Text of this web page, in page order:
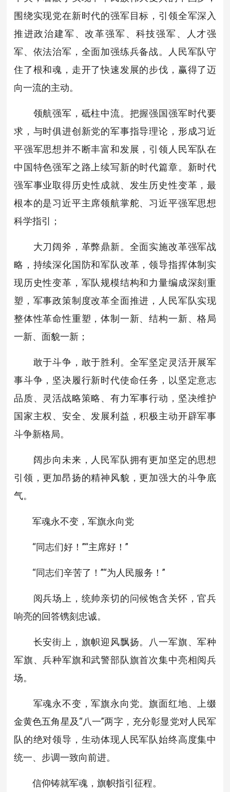
围绕实现党在新时代的强军目标，引领全军深入
推进政治建军、改革强军、科技强军、人才强
军、依法治军，全面加强练兵备战。人民军队守
住了根和魂，走开了快速发展的步伐，赢得了迈
向一流的主动。
领航强军，砥柱中流。把握强国强军时代要
求，与时俱进创新党的军事指导理论，形成习近
平强军思想并不断丰富和发展，引领人民军队在
中国特色强军之路上续写新的时代篇章。新时代
强军事业取得历史性成就、发生历史性变革，最
根本的是习近平主席领航掌舵、习近平强军思想
科学指引；
大刀阔斧，革弊鼎新。全面实施改革强军战
略，持续深化国防和军队改革，领导指挥体制实
现历史性变革，军队规模结构和力量编成深刻重
塑，军事政策制度改革全面推进，人民军队实现
整体性革命性重塑，体制一新、结构一新、格局
一新、面貌一新；
敢于斗争，敢于胜利。全军坚定灵活开展军
事斗争，坚决履行新时代使命任务，以坚定意志
品质、灵活战略策略、有力军事行动，坚决维护
国家主权、安全、发展利益，积极主动开辟军事
斗争新格局。
阔步向未来，人民军队拥有更加坚定的思想
引领，更加昂扬的精神风貌，更加强大的斗争底
气。
军魂永不变，军旗永向党
“同志们好！”“主席好！”
“同志们辛苦了！”“为人民服务！”
阅兵场上，统帅亲切的问候饱含关怀，官兵
响亮的回答镌刻忠诚。
长安街上，旗帜迎风飘扬。八一军旗、军种
军旗、兵种军旗和武警部队旗首次集中亮相阅兵
场。
军魂永不变，军旗永向党。旗面红地、上缀
金黄色五角星及“八一”两字，充分彰显党对人民军
队的绝对领导，生动体现人民军队始终高度集中
统一、步调一致向前进。
信仰铸就军魂，旗帜指引征程。